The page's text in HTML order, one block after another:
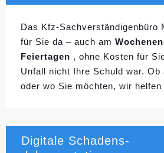
Das Kfz-Sachverständigenbüro
für Sie da – auch am
Feiertagen , ohne Kosten für
Unfall nicht Ihre Schuld war. Ob
oder wo Sie möchten, wir helfen
Digitale Schadens-